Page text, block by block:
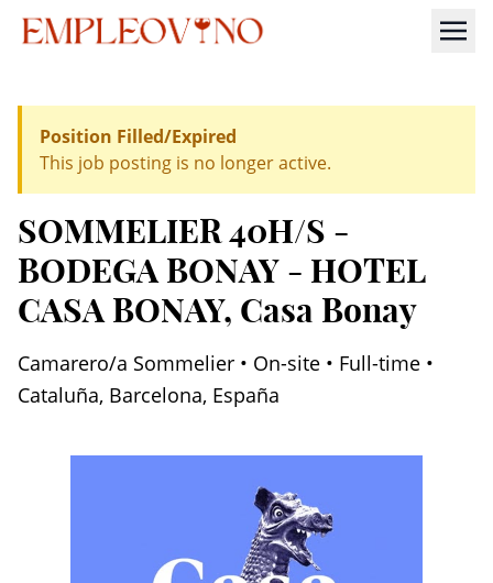
Position Filled/Expired
This job posting is no longer active.
SOMMELIER 40H/S -
BODEGA BONAY - HOTEL
CASA BONAY, Casa Bonay
Camarero/a Sommelier • On-site • Full-time •
Cataluña, Barcelona, España